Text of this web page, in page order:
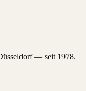
— seit 1978.